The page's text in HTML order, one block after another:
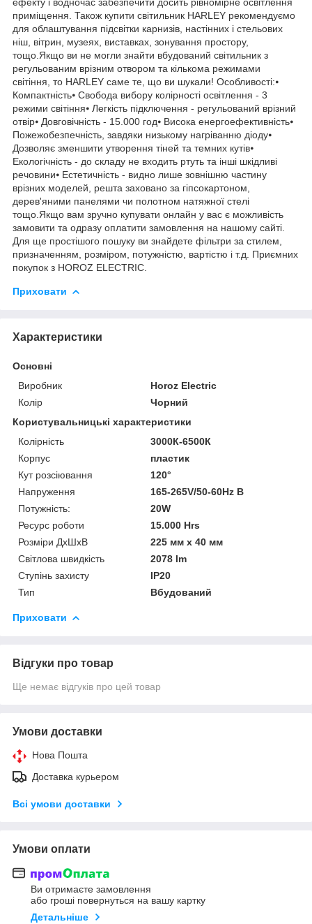
приміщення. Також купити світильник HARLEY рекомендуємо
для облаштування підсвітки карнизів, настінних і стельових
ніш, вітрин, музеях, виставках, зонування простору,
тощо.Якщо ви не могли знайти вбудований світильник з
регульованим врізним отвором та кількома режимами
світіння, то HARLEY саме те, що ви шукали! Особливості:⦁
Компактність⦁ Свобода вибору колірності освітлення - 3
режими світіння⦁ Легкість підключення - регульований врізний
отвір⦁ Довговічність - 15.000 год⦁ Висока енергоефективність⦁
Пожежобезпечність, завдяки низькому нагріванню діоду⦁
Дозволяє зменшити утворення тіней та темних кутів⦁
Екологічність - до складу не входить ртуть та інші шкідливі
речовини⦁ Естетичність - видно лише зовнішню частину
врізних моделей, решта заховано за гіпсокартоном,
дерев'яними панелями чи полотном натяжної стелі
тощо.Якщо вам зручно купувати онлайн у вас є можливість
замовити та одразу оплатити замовлення на нашому сайті.
Для ще простішого пошуку ви знайдете фільтри за стилем,
призначенням, розміром, потужністю, вартістю і т.д. Приємних
покупок з HOROZ ELECTRIC.
Приховати
Характеристики
Основні
Виробник
Horoz Electric
Колір
Чорний
Користувальницькі характеристики
Колірність
3000К-6500К
Корпус
пластик
Кут розсіювання
120°
Напруження
165-265V/50-60Hz В
Потужність:
20W
Ресурс роботи
15.000 Hrs
Розміри ДхШхВ
225 мм х 40 мм
Світлова швидкість
2078 lm
Ступінь захисту
IP20
Тип
Вбудований
Приховати
Відгуки про товар
Ще немає відгуків про цей товар
Умови доставки
Нова Пошта
Доставка курьером
Всі умови доставки
Умови оплати
Ви отримаєте замовлення
або гроші повернуться на вашу картку
Детальніше